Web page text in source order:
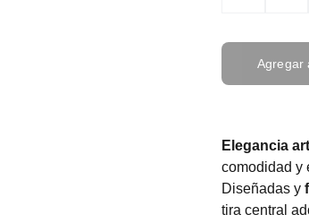
Agregar
Elegancia
comodidad y
Diseñadas y
tira central